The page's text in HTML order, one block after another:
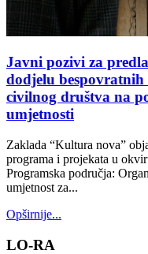
Javni pozivi za
dodjelu bespovratnih
civilnog društva na
umjetnosti
Zaklada “Kultura nova”
programa i projekata u
Programska područja:
umjetnost za...
Opširnije...
LO-RA